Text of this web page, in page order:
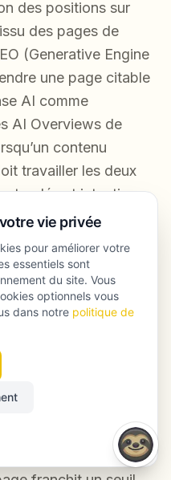
des positions sur
des pages de
(Generative Engine
une page citable
AI comme
AI Overviews de
contenu
travailler les deux
clés et intention
entités et
le GEO. La
ces deux objectifs
et priorise les
?
surveille en
de
sur les propriétés
vie privée
pour améliorer votre
essentiels sont
du site. Vous
optionnels vous
dans notre politique de